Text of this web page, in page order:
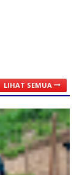
LIHAT SEMUA